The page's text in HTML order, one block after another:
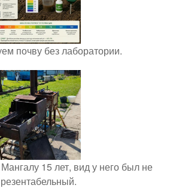
почву без лаборатории.
15 лет, вид у него был не